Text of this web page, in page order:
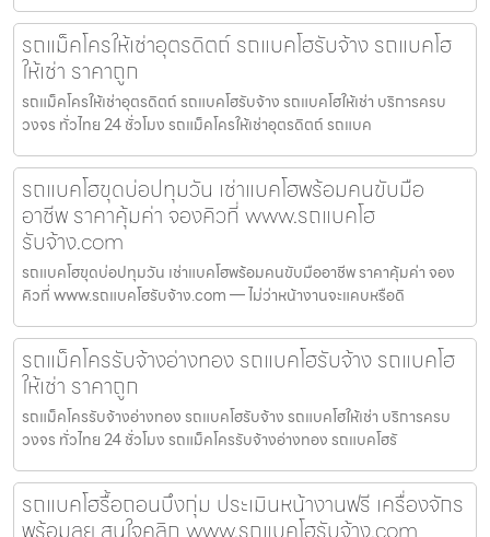
รถแม็คโครให้เช่าอุตรดิตถ์ รถแบคโฮรับจ้าง รถแบคโฮ
ให้เช่า ราคาถูก
รถแม็คโครให้เช่าอุตรดิตถ์ รถแบคโฮรับจ้าง รถแบคโฮให้เช่า บริการครบ
วงจร ทั่วไทย 24 ชั่วโมง รถแม็คโครให้เช่าอุตรดิตถ์ รถแบค
รถแบคโฮขุดบ่อปทุมวัน เช่าแบคโฮพร้อมคนขับมือ
อาชีพ ราคาคุ้มค่า จองคิวที่ www.รถแบคโฮ
รับจ้าง.com
รถแบคโฮขุดบ่อปทุมวัน เช่าแบคโฮพร้อมคนขับมืออาชีพ ราคาคุ้มค่า จอง
คิวที่ www.รถแบคโฮรับจ้าง.com — ไม่ว่าหน้างานจะแคบหรือดิ
รถแม็คโครรับจ้างอ่างทอง รถแบคโฮรับจ้าง รถแบคโฮ
ให้เช่า ราคาถูก
รถแม็คโครรับจ้างอ่างทอง รถแบคโฮรับจ้าง รถแบคโฮให้เช่า บริการครบ
วงจร ทั่วไทย 24 ชั่วโมง รถแม็คโครรับจ้างอ่างทอง รถแบคโฮรั
รถแบคโฮรื้อถอนบึงกุ่ม ประเมินหน้างานฟรี เครื่องจักร